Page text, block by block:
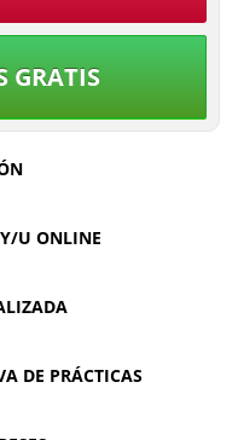
GRATIS
U ONLINE
DE PRÁCTICAS